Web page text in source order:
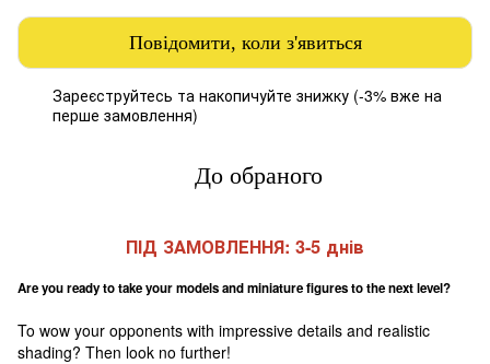
Повідомити, коли з'явиться
Зареєструйтесь та накопичуйте знижку (-3% вже на
перше замовлення)
До обраного
ПІД ЗАМОВЛЕННЯ: 3-5 днів
Are you ready to take your models and miniature figures to the next level?
To wow your opponents with impressive details and realistic
shading? Then look no further!